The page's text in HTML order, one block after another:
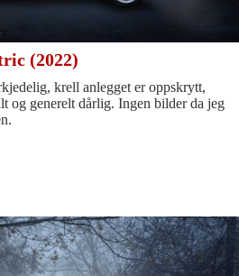
(2022)
krell anlegget er oppskrytt,
og generelt dårlig. Ingen bilder da jeg